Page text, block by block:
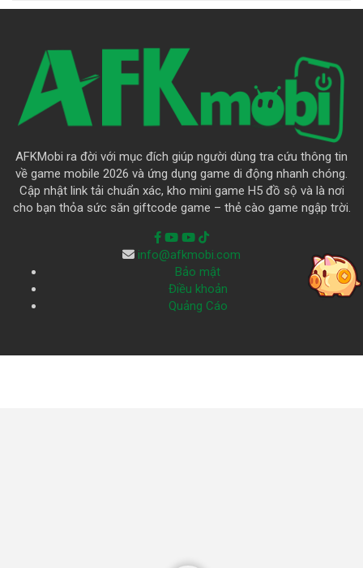
AFKMobi ra đời với mục đích giúp người dùng tra cứu thông tin
về game mobile 2026 và ứng dụng game di động nhanh chóng.
Cập nhật link tải chuẩn xác, kho mini game H5 đồ sộ và là nơi
cho bạn thỏa sức săn giftcode game – thẻ cào game ngập trời.
info@afkmobi.com
Bảo mật
Điều khoản
Quảng Cáo